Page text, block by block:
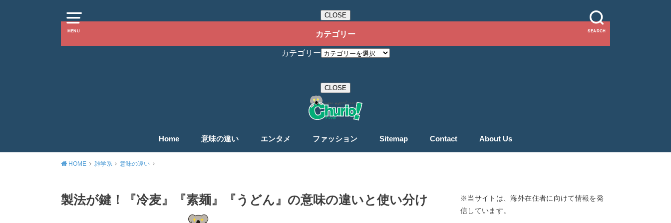
MENU
CLOSE
カテゴリー
カテゴリー
CLOSE
SEARCH
Home 意味の違い エンタメ ファッション Sitemap Contact About Us
HOME 雑学系 意味の違い
製法が鍵！『冷麦』『素麺』『うどん』の意味の違いと使い分け
※当サイトは、海外在住者に向けて情報を発
信しています。